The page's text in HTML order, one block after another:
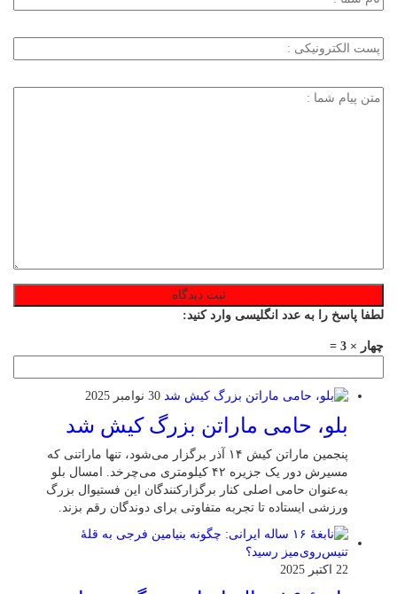
لطفا پاسخ را به عدد انگلیسی وارد کنید:
چهار × 3 =
30 نوامبر 2025
بلو، حامی ماراتن بزرگ کیش شد
پنجمین ماراتن کیش ۱۴ آذر برگزار می‌شود، تنها ماراتنی که
مسیرش دور یک جزیره ۴۲ کیلومتری می‌چرخد. امسال بلو
به‌عنوان حامی اصلی کنار برگزارکنندگان این فستیوال بزرگ
ورزشی ایستاده تا تجربه متفاوتی برای دوندگان رقم بزند.
22 اکتبر 2025